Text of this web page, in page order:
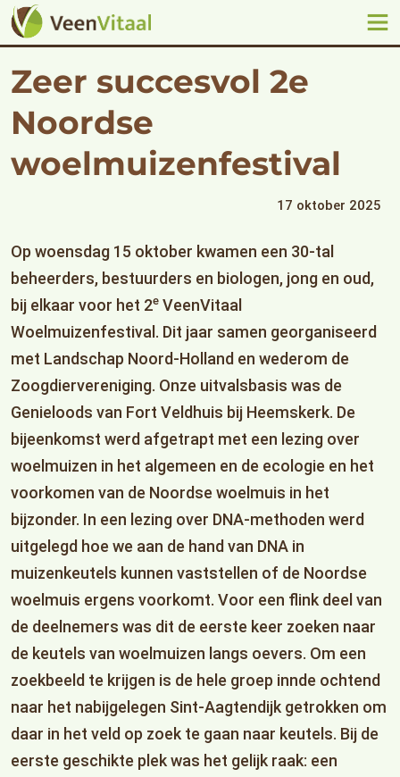
Zeer succesvol 2e
Noordse
woelmuizenfestival
17 oktober 2025
Op woensdag 15 oktober kwamen een 30-tal
beheerders, bestuurders en biologen, jong en oud,
bij elkaar voor het 2e VeenVitaal
Woelmuizenfestival. Dit jaar samen georganiseerd
met Landschap Noord-Holland en wederom de
Zoogdiervereniging. Onze uitvalsbasis was de
Genieloods van Fort Veldhuis bij Heemskerk. De
bijeenkomst werd afgetrapt met een lezing over
woelmuizen in het algemeen en de ecologie en het
voorkomen van de Noordse woelmuis in het
bijzonder. In een lezing over DNA-methoden werd
uitgelegd hoe we aan de hand van DNA in
muizenkeutels kunnen vaststellen of de Noordse
woelmuis ergens voorkomt. Voor een flink deel van
de deelnemers was dit de eerste keer zoeken naar
de keutels van woelmuizen langs oevers. Om een
zoekbeeld te krijgen is de hele groep innde ochtend
naar het nabijgelegen Sint-Aagtendijk getrokken om
daar in het veld op zoek te gaan naar keutels. Bij de
eerste geschikte plek was het gelijk raak: een